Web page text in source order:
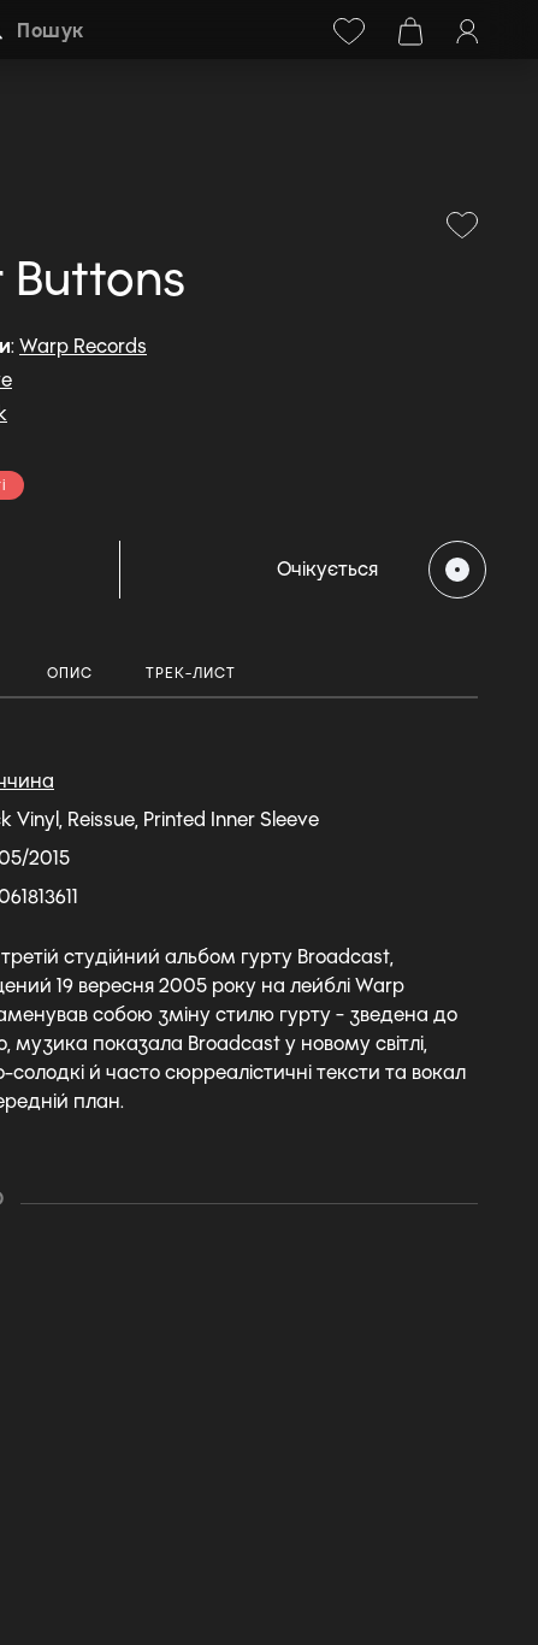
+38 (068) 778-40-38
Пошук
Buttons
: Warp Records
Очікується
ОПИС ТРЕК-ЛИСТ
Vinyl, Reissue, Printed Inner Sleeve
2015
студійний альбом гурту Broadcast,
19 вересня 2005 року на лейблі Warp
собою зміну стилю гурту - зведена до
музика показала Broadcast у новому світлі,
солодкі й часто сюрреалістичні тексти та вокал
план.